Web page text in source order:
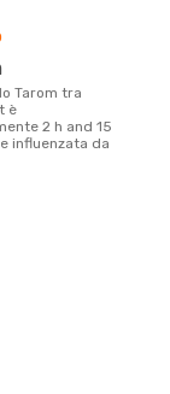
è
2 h and 15
influenzata da